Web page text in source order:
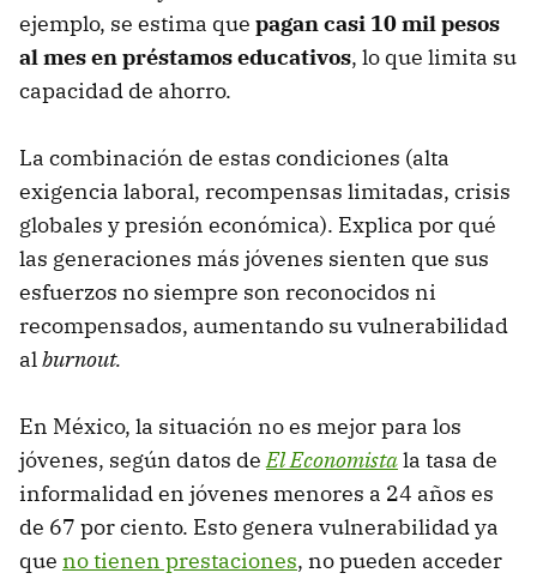
ejemplo, se estima que pagancasi 10 mil pesos
al mes en préstamos educativos, lo que limita su
capacidad de ahorro.
La combinación de estas condiciones (alta
exigencia laboral, recompensas limitadas, crisis
globales y presión económica). Explica por qué
las generaciones más jóvenes sienten que sus
esfuerzos no siempre son reconocidos ni
recompensados, aumentando su vulnerabilidad
alburnout.
En México, la situación no es mejor para los
jóvenes, según datos deEl Economistala tasa de
informalidad en jóvenes menores a 24 años es
de 67 por ciento. Esto genera vulnerabilidad ya
que no tienen prestaciones, no pueden acceder